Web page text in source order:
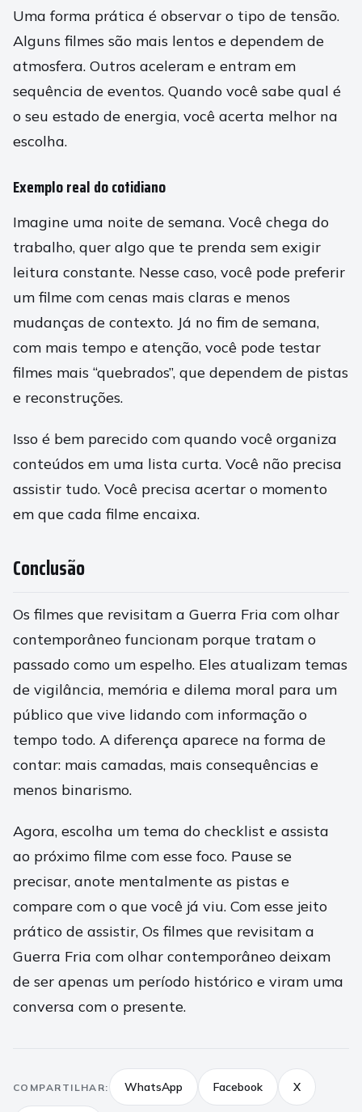
Uma forma prática é observar o tipo de tensão.
Alguns filmes são mais lentos e dependem de
atmosfera. Outros aceleram e entram em
sequência de eventos. Quando você sabe qual é
o seu estado de energia, você acerta melhor na
escolha.
Exemplo real do cotidiano
Imagine uma noite de semana. Você chega do
trabalho, quer algo que te prenda sem exigir
leitura constante. Nesse caso, você pode preferir
um filme com cenas mais claras e menos
mudanças de contexto. Já no fim de semana,
com mais tempo e atenção, você pode testar
filmes mais “quebrados”, que dependem de pistas
e reconstruções.
Isso é bem parecido com quando você organiza
conteúdos em uma lista curta. Você não precisa
assistir tudo. Você precisa acertar o momento
em que cada filme encaixa.
Conclusão
Os filmes que revisitam a Guerra Fria com olhar
contemporâneo funcionam porque tratam o
passado como um espelho. Eles atualizam temas
de vigilância, memória e dilema moral para um
público que vive lidando com informação o
tempo todo. A diferença aparece na forma de
contar: mais camadas, mais consequências e
menos binarismo.
Agora, escolha um tema do checklist e assista
ao próximo filme com esse foco. Pause se
precisar, anote mentalmente as pistas e
compare com o que você já viu. Com esse jeito
prático de assistir, Os filmes que revisitam a
Guerra Fria com olhar contemporâneo deixam
de ser apenas um período histórico e viram uma
conversa com o presente.
COMPARTILHAR: WhatsApp Facebook X